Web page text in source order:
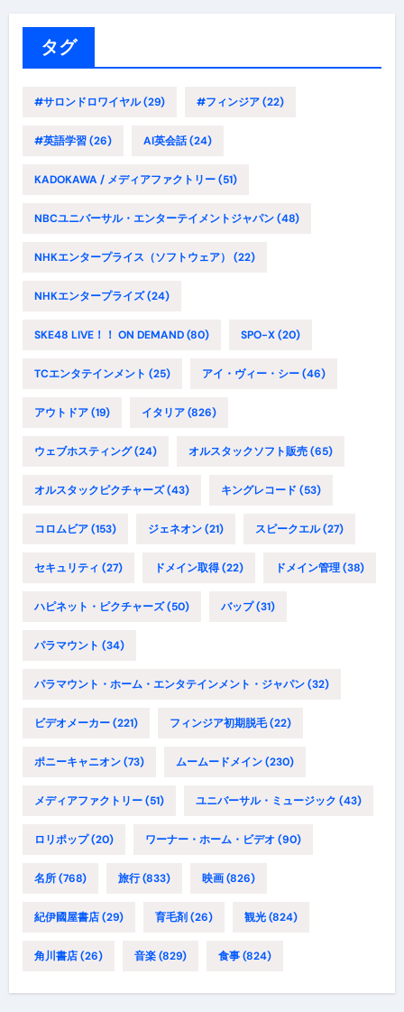
タグ
#サロンドロワイヤル(29) #フィンジア(22)
#英語学習(26) AI英会話(24)
KADOKAWA / メディアファクトリー(51)
NBCユニバーサル・エンターテイメントジャパン(48)
NHKエンタープライス（ソフトウェア） (22)
NHKエンタープライズ(24)
SKE48 LIVE！！ ON DEMAND(80) SPO-X(20)
TCエンタテインメント (25) アイ・ヴィー・シー(46)
アウトドア(19) イタリア(826)
ウェブホスティング(24) オルスタックソフト販売(65)
オルスタックピクチャーズ(43) キングレコード (53)
コロムビア(153) ジェネオン(21) スピークエル(27)
セキュリティ (27) ドメイン取得(22) ドメイン管理(38)
ハピネット・ピクチャーズ(50) バップ(31)
パラマウント (34)
パラマウント・ホーム・エンタテインメント・ジャパン(32)
ビデオメーカー(221) フィンジア初期脱毛(22)
ポニーキャニオン(73) ムームードメイン(230)
メディアファクトリー(51) ユニバーサル・ミュージック (43)
ロリポップ(20) ワーナー・ホーム・ビデオ (90)
名所(768) 旅行(833) 映画(826)
紀伊國屋書店(29) 育毛剤(26) 観光(824)
角川書店(26) 音楽(829) 食事(824)